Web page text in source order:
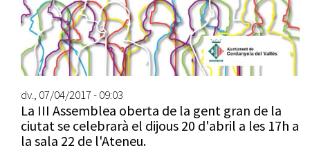
dv., 07/04/2017 - 09:03
La III Assemblea oberta de la gent gran de la
ciutat se celebrarà el dijous 20 d'abril a les 17h a
la sala 22 de l'Ateneu.